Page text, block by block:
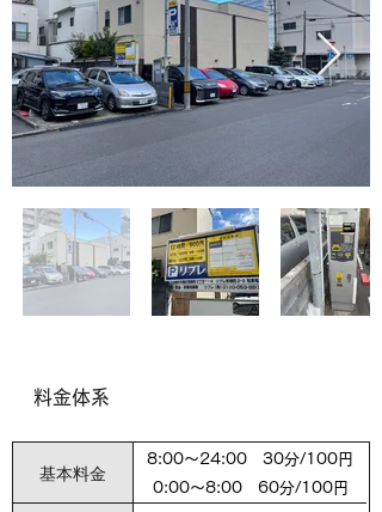
料金体系
基本料金
8:00～24:00 30分/100円
0:00～8:00 60分/100円